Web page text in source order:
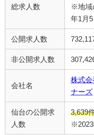
総求人数
※地域
年1月
公開求人数
非公開求人数
会社名
株式会
ナーズ
仙台の公開求
人数
3,639
※2023